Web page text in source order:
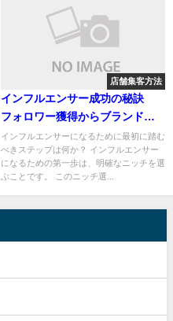
店舗集客方法
インフルエンサー成功の秘訣
フォロワー獲得からブランドパ
ートナーシップまでのステップ
インフルエンサーになるために最初に踏む
べきステップは何か？ インフルエンサー
になるための第一歩は、明確なニッチを選
ぶことです。 このニッチ選...